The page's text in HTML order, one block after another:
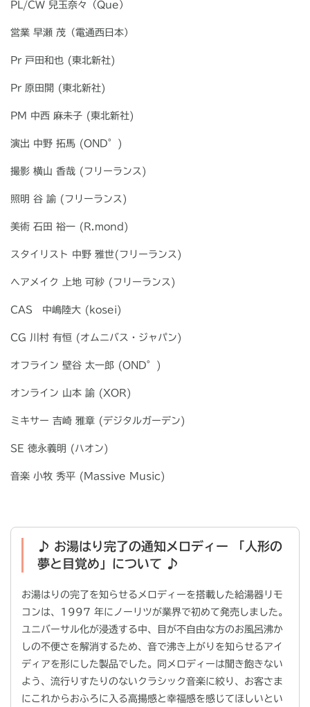
PL/CW 兒玉奈々（Que ）
営業 早瀬 茂（電通西日本）
Pr 戸田和也 ( 東北新社)
Pr 原田開 ( 東北新社)
PM 中西 麻未子 ( 東北新社)
演出 中野 拓馬 (OND°)
撮影 横山 香哉 ( フリーランス )
照明 谷 諭 ( フリーランス )
美術 石田 裕一 (R.mond)
スタイリスト 中野 雅世( フリーランス )
ヘアメイク 上地 可紗 ( フリーランス )
CAS 中嶋陸大 (kosei)
CG 川村 有恒 ( オムニバス・ジャパン )
オフライン 壁谷 太一郎 (OND°)
オンライン 山本 諭 (XOR)
ミキサー 吉崎 雅章 (デジタルガーデン )
SE 徳永義明 ( ハオン )
音楽 小牧 秀平 (Massive Music)
♪ お湯はり完了の通知メロディー 「人形の
夢と目覚め」について ♪
お湯はりの完了を知らせるメロディーを搭載した給湯器リモ
コンは、
1997 年にノーリツが業界で初めて発売しました。
ユニバーサル化が浸透する中、目が不自由な方のお風呂沸か
しの不便さを解消するため、音で沸き上がりを知らせるアイ
ディアを形にした製品でした。同メロディーは聞き飽きない
よう、流行りすたりのないクラシック音楽に絞り、お客さま
にこれからおふろに入る高揚感と幸福感を感じてほしいとい